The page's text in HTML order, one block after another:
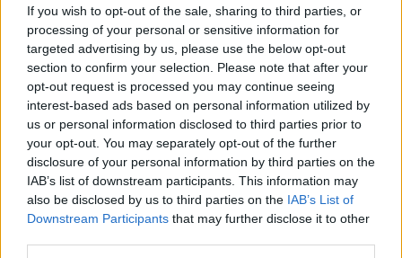
If you wish to opt-out of the sale, sharing to third parties, or
processing of your personal or sensitive information for
targeted advertising by us, please use the below opt-out
section to confirm your selection. Please note that after your
opt-out request is processed you may continue seeing
interest-based ads based on personal information utilized by
us or personal information disclosed to third parties prior to
your opt-out. You may separately opt-out of the further
disclosure of your personal information by third parties on the
IAB’s list of downstream participants. This information may
also be disclosed by us to third parties on the IAB’s List of
Downstream Participants that may further disclose it to other
Επιλογές Που Ταιριάζουν
Ανακαλύψτε τα κοσμήματα που αγαπήθηκαν περισσότερο!
Εδώ θα βρείτε τις κορυφαίες επιλογές που ξεχωρίζουν για
το μοναδικό τους στυλ και την εξαιρετική τους ποιότητα.
ΧΡΥΣΌΣ 18 ΚΑΡΑΤΊΩΝ